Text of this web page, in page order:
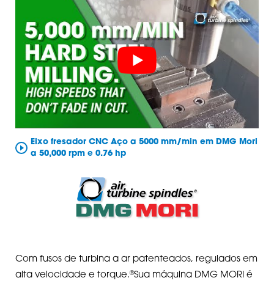
Eixo fresador CNC Aço a 5000 mm/min em DMG Mori
a 50,000 rpm e 0.76 hp
Com fusos de turbina a ar patenteados, regulados em
alta velocidade e torque.®Sua máquina DMG MORI é